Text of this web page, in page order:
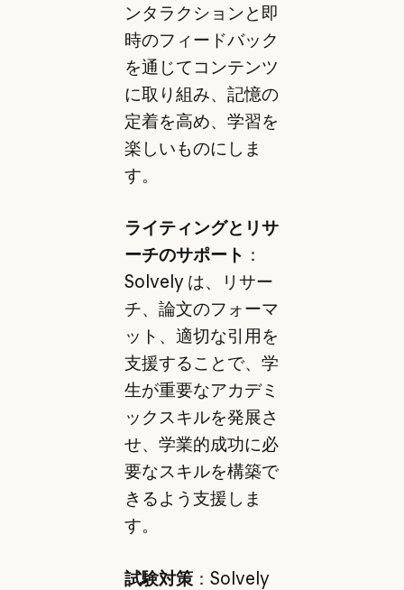
ンタラクションと即
時のフィードバック
を通じてコンテンツ
に取り組み、記憶の
定着を高め、学習を
楽しいものにしま
す。
ライティングとリサ
ーチのサポート ：
Solvely は、リサー
チ、論文のフォーマ
ット、適切な引用を
支援することで、学
生が重要なアカデミ
ックスキルを発展さ
せ、学業的成功に必
要なスキルを構築で
きるよう支援しま
す。
試験対策：Solvely